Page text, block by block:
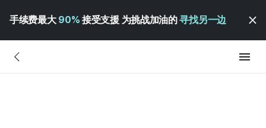
手续费最大 90% 接受支援 为挑战加油的寻找另一边